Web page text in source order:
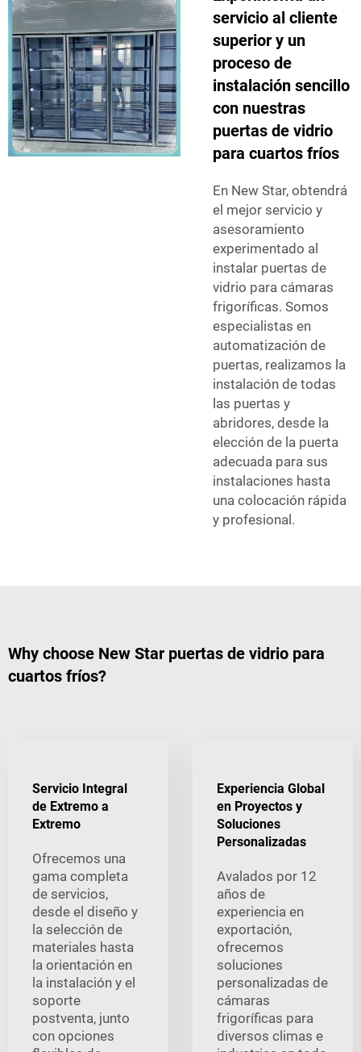
servicio al cliente
superior y un
proceso de
instalación sencillo
con nuestras
puertas de vidrio
para cuartos fríos
En New Star, obtendrá
el mejor servicio y
asesoramiento
experimentado al
instalar puertas de
vidrio para cámaras
frigoríficas. Somos
especialistas en
automatización de
puertas, realizamos la
instalación de todas
las puertas y
abridores, desde la
elección de la puerta
adecuada para sus
instalaciones hasta
una colocación rápida
y profesional.
Why choose New Star puertas de vidrio para
cuartos fríos?
Servicio Integral
de Extremo a
Extremo
Ofrecemos una
gama completa
de servicios,
desde el diseño y
la selección de
materiales hasta
la orientación en
la instalación y el
soporte
postventa, junto
con opciones
Experiencia Global
en Proyectos y
Soluciones
Personalizadas
Avalados por 12
años de
experiencia en
exportación,
ofrecemos
soluciones
personalizadas de
cámaras
frigoríficas para
diversos climas e